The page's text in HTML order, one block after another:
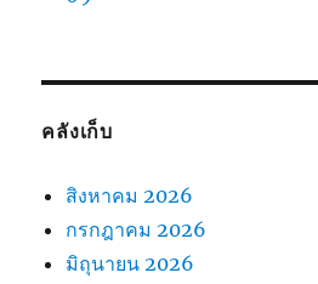
คลังเก็บ
สิงหาคม 2026
กรกฎาคม 2026
มิถุนายน 2026